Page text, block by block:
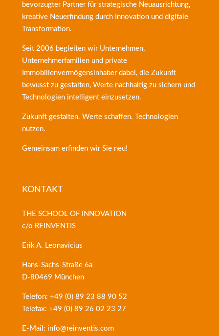
bevorzugter Partner für strategische Neuausrichtung,
kreative Neuerfindung durch Innovation und digitale
Transformation.
Seit 2006 begleiten wir Unternehmen,
Unternehmerfamilien und private
Immobilienvermögensinhaber dabei, die Zukunft
bewusst zu gestalten, Werte nachhaltig zu sichern und
Technologien intelligent einzusetzen.
Zukunft gestalten. Werte schaffen. Technologien
nutzen.
Gemeinsam erfinden wir Sie neu!
KONTAKT
THE SCHOOL OF INNOVATION
c/o REINVENTIS
Erik A. Leonavicius
Hans-Sachs-Straße 6a
D-80469 München
Telefon: +49 (0) 89 23 88 90 52
Telefax: +49 (0) 89 26 02 23 27
E-Mail: info@reinventis.com